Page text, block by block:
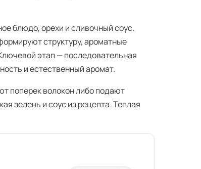
блюдо, орехи и сливочный соус.
структуру, ароматные
этап — последовательная
и естественный аромат.
поперек волокон либо подают
зелень и соус из рецепта. Теплая